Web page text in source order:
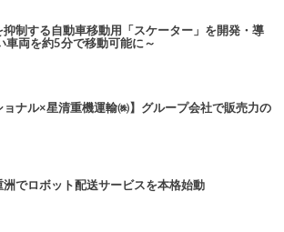
制する自動車移動用「スケーター」を開発・導
車両を約5分で移動可能に～
ョナル×星清重機運輸㈱】グループ会社で販売力の
でロボット配送サービスを本格始動